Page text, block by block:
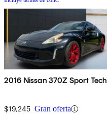
2016 Nissan 370Z Sport Tech
$19,245 Gran oferta